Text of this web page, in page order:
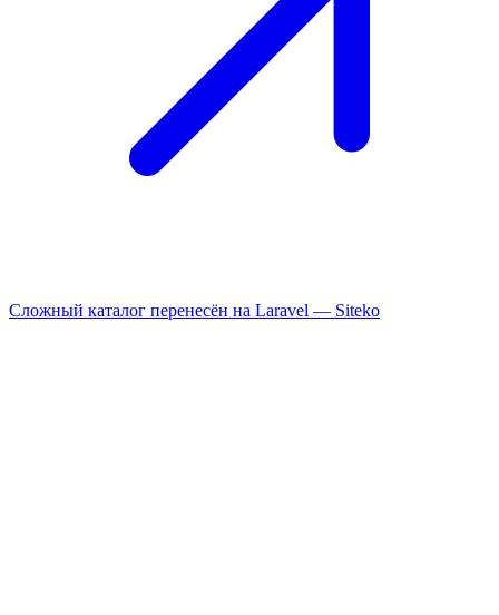
Сложный каталог перенесён на Laravel — Siteko